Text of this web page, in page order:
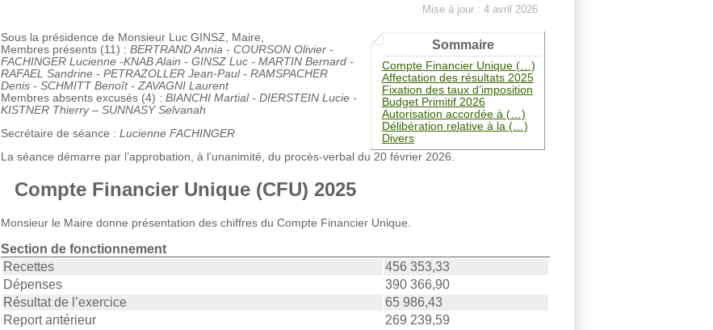
Mise à jour : 4 avril 2026
Sommaire
Compte Financier Unique (…)
Affectation des résultats 2025
Fixation des taux d’imposition
Budget Primitif 2026
Autorisation accordée à (…)
Délibération relative à la (…)
Divers
Sous la présidence de Monsieur Luc GINSZ, Maire,
Membres présents (11) : BERTRAND Annia - COURSON Olivier -
FACHINGER Lucienne -KNAB Alain - GINSZ Luc - MARTIN Bernard -
RAFAEL Sandrine - PETRAZOLLER Jean-Paul - RAMSPACHER
Denis - SCHMITT Benoît - ZAVAGNI Laurent
Membres absents excusés (4) : BIANCHI Martial - DIERSTEIN Lucie -
KISTNER Thierry – SUNNASY Selvanah
Secrétaire de séance : Lucienne FACHINGER
La séance démarre par l’approbation, à l’unanimité, du procès-verbal du 20 février 2026.
Compte Financier Unique (CFU) 2025
Monsieur le Maire donne présentation des chiffres du Compte Financier Unique.
Section de fonctionnement
Recettes
456 353,33
Dépenses
390 366,90
Résultat de l’exercice
65 986,43
Report antérieur
269 239,59